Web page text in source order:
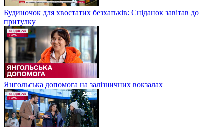
Будиночок для хвостатих безхатьків: Сніданок завітав до
притулку
Янгольська допомога на залізничних вокзалах